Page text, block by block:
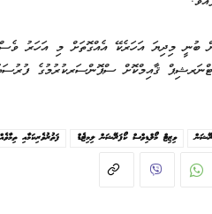
ބުނީ މިދިޔަ އަހަރެކޭ އެއްގޮތަށް މި އަހަރު
ޤާއިމްކޮށް ސްޕޮންސަރކުރުމުގެ
ވިޒިޓް މޯލްޑިވްސް ކޯޕަރޭޝަން ލިމިޓެޑް ފަތުރުވެރިކަމާއި